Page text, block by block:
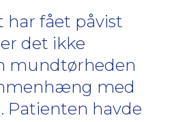
har fået påvist
det ikke
mundtørheden
med
Patienten havde